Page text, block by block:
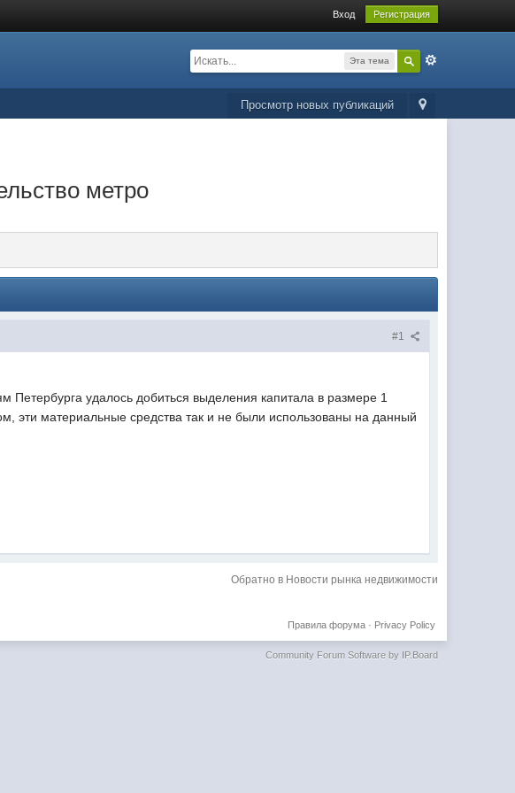
Вход Регистрация
Эта тема
Просмотр новых публикаций
метро
#1
удалось добиться выделения капитала в размере 1
эти материальные средства так и не были использованы на данный
Обратно в Новости рынка недвижимости
Privacy Policy
Правила форума·
Community Forum Software by IP.Board